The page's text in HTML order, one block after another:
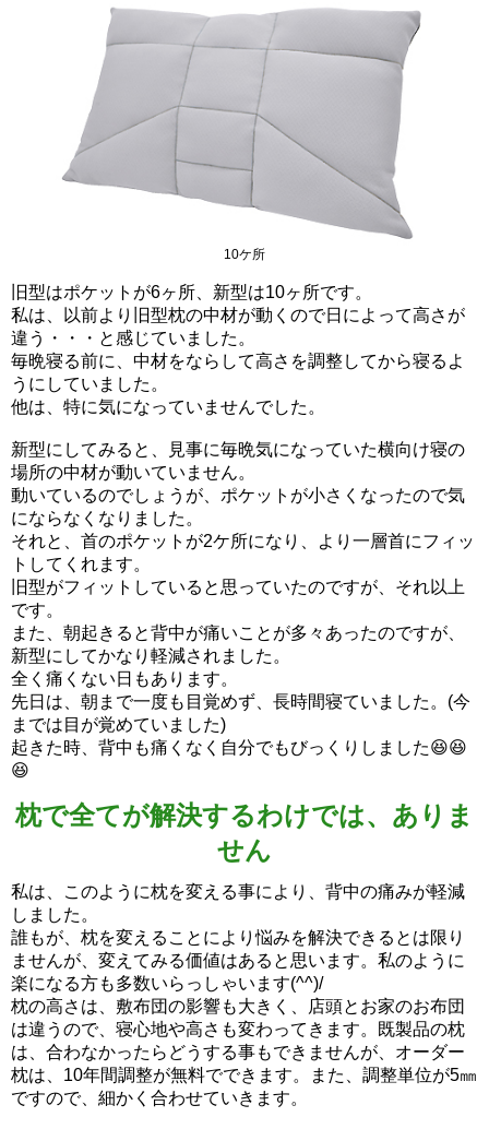
10ケ所
旧型はポケットが6ヶ所、新型は10ヶ所です。
私は、以前より旧型枕の中材が動くので日によって高さが
違う・・・と感じていました。
毎晩寝る前に、中材をならして高さを調整してから寝るよ
うにしていました。
他は、特に気になっていませんでした。
新型にしてみると、見事に毎晩気になっていた横向け寝の
場所の中材が動いていません。
動いているのでしょうが、ポケットが小さくなったので気
にならなくなりました。
それと、首のポケットが2ケ所になり、より一層首にフィッ
トしてくれます。
旧型がフィットしていると思っていたのですが、それ以上
です。
また、朝起きると背中が痛いことが多々あったのですが、
新型にしてかなり軽減されました。
全く痛くない日もあります。
先日は、朝まで一度も目覚めず、長時間寝ていました。(今
までは目が覚めていました)
起きた時、背中も痛くなく自分でもびっくりしました😆😆
😆
枕で全てが解決するわけでは、ありま
せん
私は、このように枕を変える事により、背中の痛みが軽減
しました。
誰もが、枕を変えることにより悩みを解決できるとは限り
ませんが、変えてみる価値はあると思います。私のように
楽になる方も多数いらっしゃいます(^^)/
枕の高さは、敷布団の影響も大きく、店頭とお家のお布団
は違うので、寝心地や高さも変わってきます。既製品の枕
は、合わなかったらどうする事もできませんが、オーダー
枕は、10年間調整が無料でできます。また、調整単位が5㎜
ですので、細かく合わせていきます。